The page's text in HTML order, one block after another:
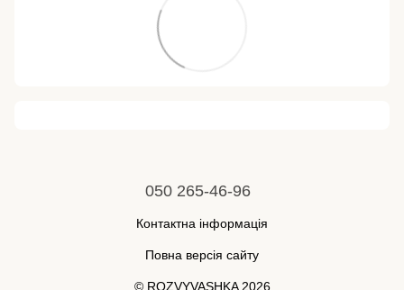
050 265-46-96
Контактна інформація
Повна версія сайту
© ROZVYVASHKA 2026